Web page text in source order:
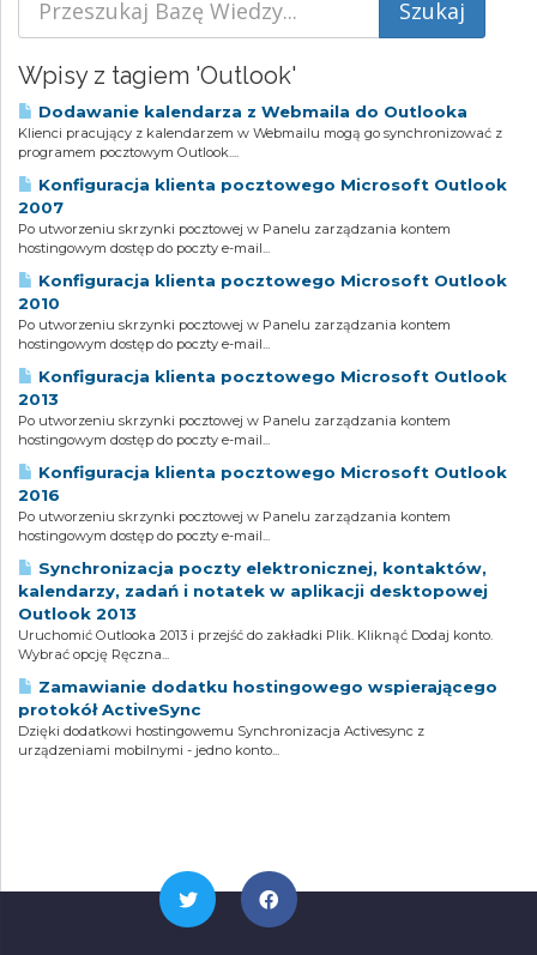
Wpisy z tagiem 'Outlook'
Dodawanie kalendarza z Webmaila do Outlooka
Klienci pracujący z kalendarzem w Webmailu mogą go synchronizować z
programem pocztowym Outlook....
Konfiguracja klienta pocztowego Microsoft Outlook
2007
Po utworzeniu skrzynki pocztowej w Panelu zarządzania kontem
hostingowym dostęp do poczty e-mail...
Konfiguracja klienta pocztowego Microsoft Outlook
2010
Po utworzeniu skrzynki pocztowej w Panelu zarządzania kontem
hostingowym dostęp do poczty e-mail...
Konfiguracja klienta pocztowego Microsoft Outlook
2013
Po utworzeniu skrzynki pocztowej w Panelu zarządzania kontem
hostingowym dostęp do poczty e-mail...
Konfiguracja klienta pocztowego Microsoft Outlook
2016
Po utworzeniu skrzynki pocztowej w Panelu zarządzania kontem
hostingowym dostęp do poczty e-mail...
Synchronizacja poczty elektronicznej, kontaktów,
kalendarzy, zadań i notatek w aplikacji desktopowej
Outlook 2013
Uruchomić Outlooka 2013 i przejść do zakładki Plik. Kliknąć Dodaj konto.
Wybrać opcję Ręczna...
Zamawianie dodatku hostingowego wspierającego
protokół ActiveSync
Dzięki dodatkowi hostingowemu Synchronizacja Activesync z
urządzeniami mobilnymi - jedno konto...